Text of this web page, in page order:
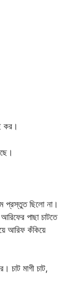
কর।
প্রস্তুত ছিলো না।
পাছা চাটতে
আরিফ কঁকিয়ে
চাট মাগী চাট,